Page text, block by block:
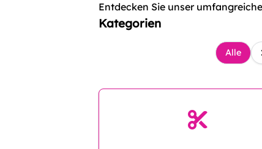
Entdecken Sie unser
Kategorien
Alle